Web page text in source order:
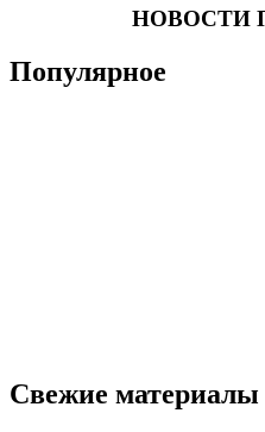
НОВОСТИ
Популярное
Свежие материалы